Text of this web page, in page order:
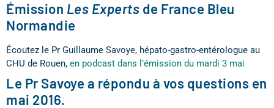
Émission Les Experts de France Bleu
Normandie
Écoutez le Pr Guillaume Savoye, hépato-gastro-entérologue au
CHU de Rouen, en podcast dans l’émission du mardi 3 mai
Le Pr Savoye a répondu à vos questions en
mai 2016.